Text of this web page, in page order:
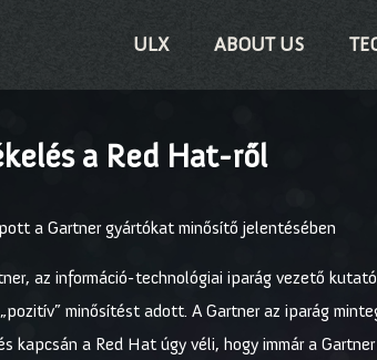
ULX ABOUT US
a Red Hat-ről
a Gartner gyártókat minősítő jelentésében
az információ-technológiai iparág vezető
minősítést adott. A Gartner az iparág
kapcsán a Red Hat úgy véli, hogy immár a